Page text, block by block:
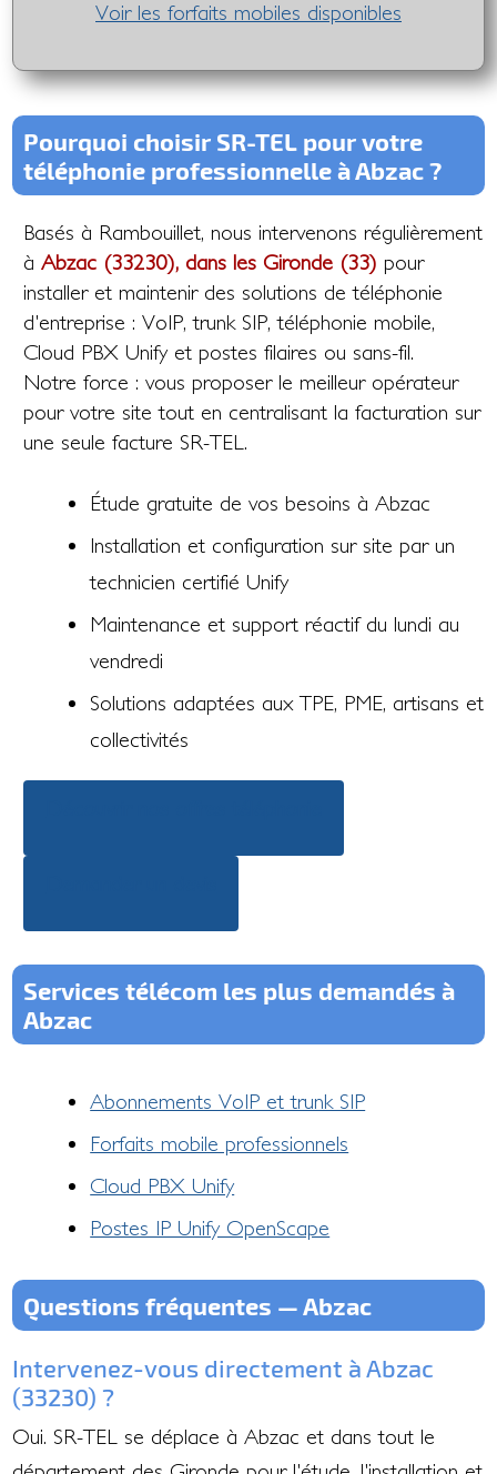
Voir les forfaits mobiles disponibles
Pourquoi choisir SR-TEL pour votre
téléphonie professionnelle à Abzac ?
Basés à Rambouillet, nous intervenons régulièrement
àAbzac (33230), dans les Gironde (33) pour
installer et maintenir des solutions de téléphonie
d'entreprise : VoIP, trunk SIP, téléphonie mobile,
Cloud PBX Unify et postes filaires ou sans-fil.
Notre force : vous proposer le meilleur opérateur
pour votre site tout en centralisant la facturation sur
une seule facture SR-TEL.
Étude gratuite de vos besoins à Abzac
Installation et configuration sur site par un
technicien certifié Unify
Maintenance et support réactif du lundi au
vendredi
Solutions adaptées aux TPE, PME, artisans et
collectivités
Services télécom les plus demandés à
Abzac
Abonnements VoIP et trunk SIP
Forfaits mobile professionnels
Cloud PBX Unify
Postes IP Unify OpenScape
Questions fréquentes — Abzac
Intervenez-vous directement à Abzac
(33230) ?
Oui. SR-TEL se déplace à Abzac et dans tout le